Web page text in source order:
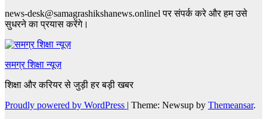
news-desk@samagrashikshanews.onlinel पर संपर्क करे और हम उसे
सुधरने का प्रयास करेंगे।
समग्र शिक्षा न्यूज़
शिक्षा और करियर से जुड़ी हर बड़ी खबर
Proudly powered by WordPress | Theme: Newsup by Themeansar.